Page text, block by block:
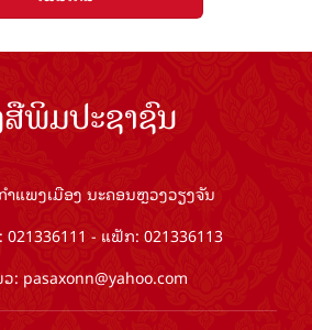
ພິມປະຊາຊົນ
ແພງເມືອງ ນະຄອນຫຼວງວຽງຈັນ
021336111 - ແຟັກ: 021336113
ວ: pasaxonn@yahoo.com